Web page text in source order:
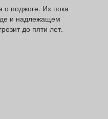
о поджоге. Их пока
и надлежащем
до пяти лет.